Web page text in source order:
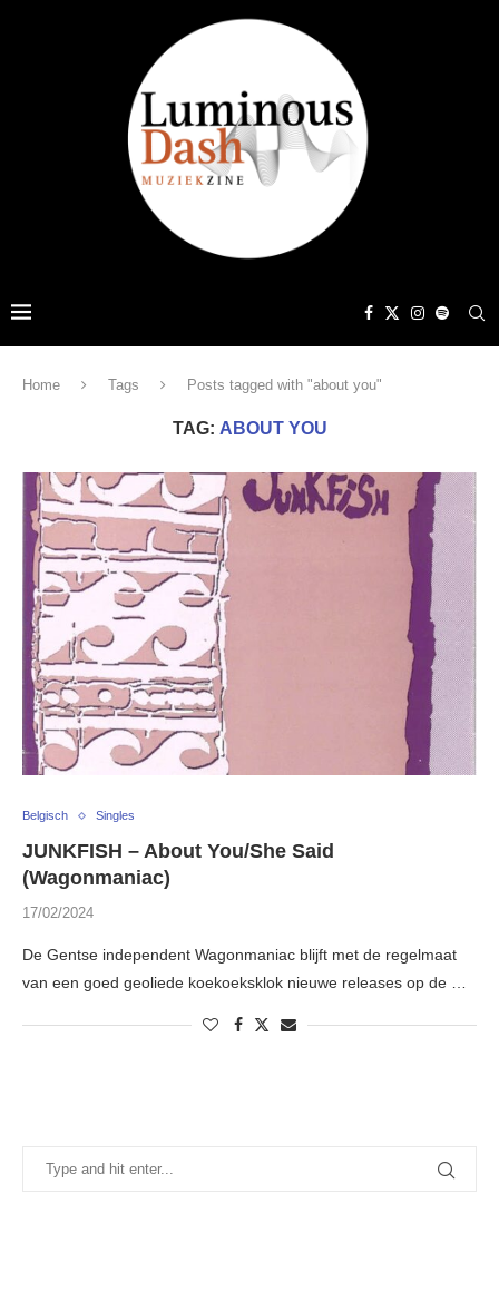
Home Tags Posts tagged with "about you"
TAG: ABOUT YOU
Belgisch Singles
JUNKFISH – About You/She Said
(Wagonmaniac)
17/02/2024
De Gentse independent Wagonmaniac blijft met de regelmaat
van een goed geoliede koekoeksklok nieuwe releases op de …